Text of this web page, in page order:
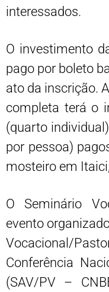
interessados.
O investimento
pago por boleto
ato da inscrição.
completa terá o
(quarto
por pessoa)
mosteiro em
O Seminário
evento
Vocacional/
Conferência
(SAV/PV –